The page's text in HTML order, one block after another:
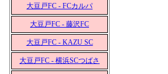
大豆戸FC - FCカルパ
大豆戸FC - 藤沢FC
大豆戸FC - KAZU SC
大豆戸FC - 横浜SCつばさ